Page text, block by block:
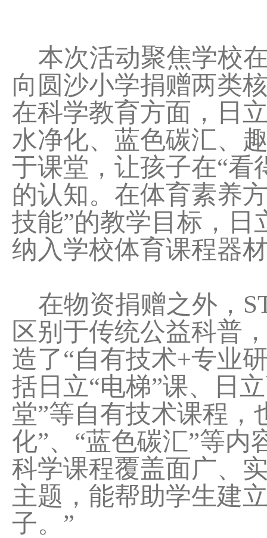
本次活动聚焦学校
向圆沙小学捐赠两类
在科学教育方面，日
水净化、蓝色碳汇、
于课堂，让孩子在“看
的认知。在体育素养
技能”的教学目标，日
纳入学校体育课程器
在物资捐赠之外，
区别于传统公益科普
造了“自有技术+专业
括日立“电梯”课、日
堂”等自有技术课程，
化”、“蓝色碳汇”等内
科学课程覆盖面广、
主题，能帮助学生建
子。”